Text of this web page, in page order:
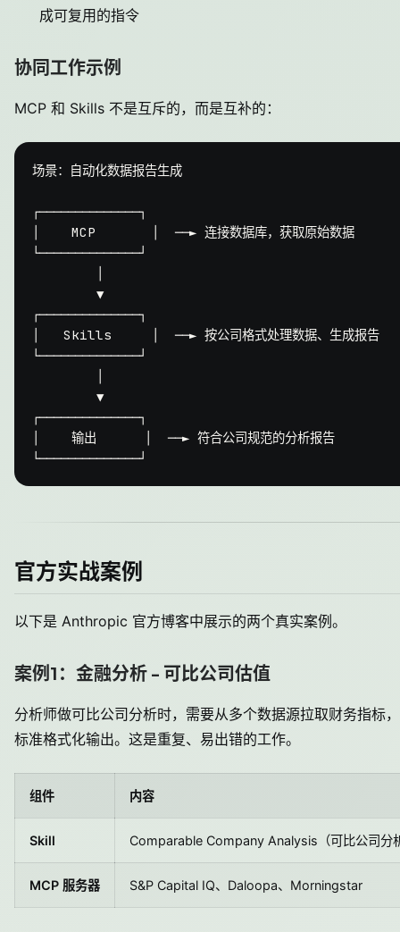
成可复用的指令
协同工作示例
MCP 和 Skills 不是互斥的，而是互补的：
场景：自动化数据报告生成
┌──────────────┐
│    MCP       │  ──► 连接数据库，获取原始数据
└──────────────┘
        ▼
┌──────────────┐
│   Skills     │  ──► 按公司格式处理数据、生成报告
└──────────────┘
        ▼
┌──────────────┐
│    输出      │  ──► 符合公司规范的分析报告
官方实战案例
以下是 Anthropic 官方博客中展示的两个真实案例。
案例1：金融分析 - 可比公司估值
分析师做可比公司分析时，需要从多个数据源拉取财务指标
标准格式化输出。这是重复、易出错的工作。
组件 内容
Skill Comparable Company Analysis（可比公司分
MCP 服务器 S&P Capital IQ、Daloopa、Morningstar